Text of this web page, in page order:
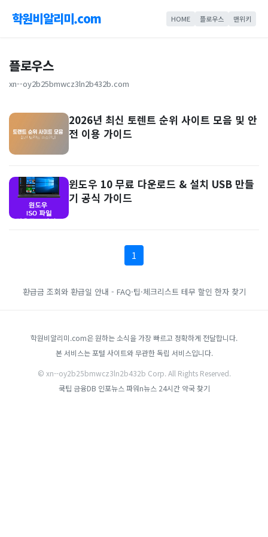
학원비알리미.com HOME 플로우스 맨위키
플로우스
xn--oy2b25bmwcz3ln2b432b.com
2026년 최신 토렌트 순위 사이트 모음 및 안
전 이용 가이드
윈도우 10 무료 다운로드 & 설치 USB 만들
기 공식 가이드
1
환급금 조회와 환급일 안내 - FAQ·팁·체크리스트 테무 할인 한자 찾기
학원비알리미.com은 원하는 소식을 가장 빠르고 정확하게 전달합니다.
본 서비스는 포털 사이트와 무관한 독립 서비스입니다.
© xn--oy2b25bmwcz3ln2b432b Corp. All Rights Reserved.
쿡팁 금융DB 인포뉴스 파워n뉴스 24시간 약국 찾기